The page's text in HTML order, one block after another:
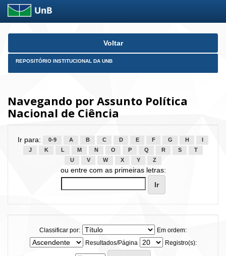
Skip
Voltar
REPOSITÓRIO INSTITUCIONAL DA UNB
Navegando por Assunto Política
Nacional de Ciência
Ir para: 0-9 A B C D E F G H
J
K L M N O P Q R S
T
U
V W X Y Z
ou entre com as primeiras letras:
Classificar por:
Em ordem:
Resultados/Página
Registro(s):